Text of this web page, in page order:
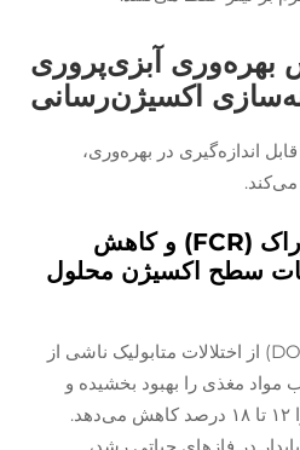
بهره‌وری آبزی‌پروری
اکسیژن‌رسانی
اندازه‌گیری در بهره‌وری،
می‌کند.
بهبود نسبت تبدیل خوراک (FCR) و کاهش
سطح اکسیژن محلول
ثبات سطح اکسیژن محلول (DO) از اختلالات متابولیک ناشی از
مغذی را بهبود بخشیده و
نسبت تبدیل خوراک (FCR) را ۱۲ تا ۱۸ درصد کاهش می‌دهد.